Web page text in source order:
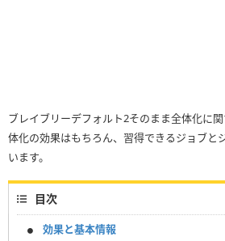
ブレイブリーデフォルト2そのまま全体化に
体化の効果はもちろん、習得できるジョブと
います。
目次
効果と基本情報